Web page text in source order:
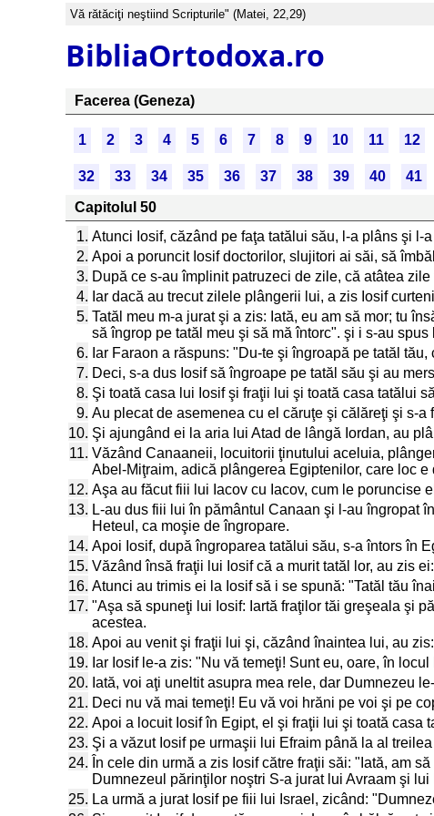
Vă rătăciţi neştiind Scripturile" (Matei, 22,29)
BibliaOrtodoxa.ro
Facerea (Geneza)
1 2 3 4 5 6 7 8 9 10 11 12
32 33 34 35 36 37 38 39 40 41
Capitolul 50
1. Atunci Iosif, căzând pe faţa tatălui său, l-a plâns şi l-a
2. Apoi a poruncit Iosif doctorilor, slujitori ai săi, să
3. După ce s-au împlinit patruzeci de zile, că atâtea
4. Iar dacă au trecut zilele plângerii lui, a zis Iosif
5. Tatăl meu m-a jurat şi a zis: Iată, eu am să mor; tu
să îngrop pe tatăl meu şi să mă întorc". şi i s-au
6. Iar Faraon a răspuns: "Du-te şi îngroapă pe tatăl tău,
7. Deci, s-a dus Iosif să îngroape pe tatăl său şi au
8. Şi toată casa lui Iosif şi fraţii lui şi toată casa tatălui
9. Au plecat de asemenea cu el căruţe şi călăreţi şi s-a
10. Şi ajungând ei la aria lui Atad de lângă Iordan, au
11. Văzând Canaaneii, locuitorii ţinutului aceluia,
Abel-Miţraim, adică plângerea Egiptenilor, care loc e
12. Aşa au făcut fiii lui Iacov cu Iacov, cum le poruncise
13. L-au dus fiii lui în pământul Canaan şi l-au îngropat
Heteul, ca moşie de îngropare.
14. Apoi Iosif, după îngroparea tatălui său, s-a întors în
15. Văzând însă fraţii lui Iosif că a murit tatăl lor, au zis
16. Atunci au trimis ei la Iosif să i se spună: "Tatăl tău
17. "Aşa să spuneţi lui Iosif: Iartă fraţilor tăi greşeala şi
acestea.
18. Apoi au venit şi fraţii lui şi, căzând înaintea lui, au
19. Iar Iosif le-a zis: "Nu vă temeţi! Sunt eu, oare, în
20. Iată, voi aţi uneltit asupra mea rele, dar Dumnezeu
21. Deci nu vă mai temeţi! Eu vă voi hrăni pe voi şi pe
22. Apoi a locuit Iosif în Egipt, el şi fraţii lui şi toată casa
23. Şi a văzut Iosif pe urmaşii lui Efraim până la al
24. În cele din urmă a zis Iosif către fraţii săi: "Iată, am
Dumnezeul părinţilor noştri S-a jurat lui Avraam şi lui
25. La urmă a jurat Iosif pe fiii lui Israel, zicând: